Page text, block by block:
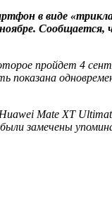
в виде
пройдет 4
Mate XT
замечены